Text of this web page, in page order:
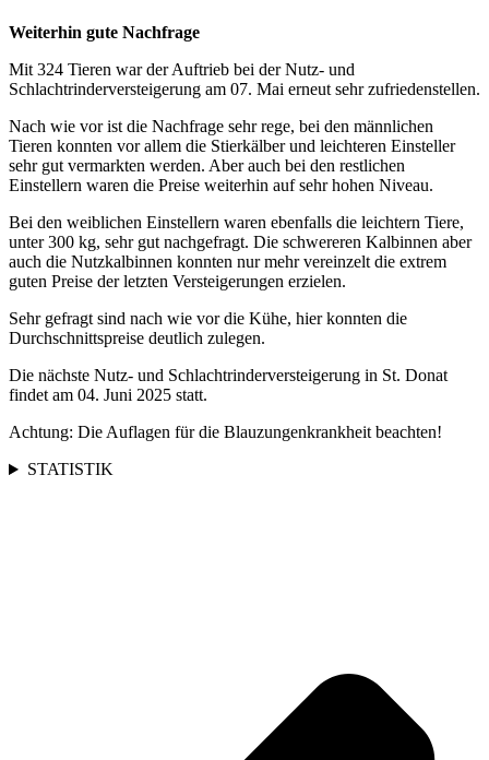
Weiterhin gute Nachfrage
Mit 324 Tieren war der Auftrieb bei der Nutz- und
Schlachtrinderversteigerung am 07. Mai erneut sehr zufriedenstellen.
Nach wie vor ist die Nachfrage sehr rege, bei den männlichen
Tieren konnten vor allem die Stierkälber und leichteren Einsteller
sehr gut vermarkten werden. Aber auch bei den restlichen
Einstellern waren die Preise weiterhin auf sehr hohen Niveau.
Bei den weiblichen Einstellern waren ebenfalls die leichtern Tiere,
unter 300 kg, sehr gut nachgefragt. Die schwereren Kalbinnen aber
auch die Nutzkalbinnen konnten nur mehr vereinzelt die extrem
guten Preise der letzten Versteigerungen erzielen.
Sehr gefragt sind nach wie vor die Kühe, hier konnten die
Durchschnittspreise deutlich zulegen.
Die nächste Nutz- und Schlachtrinderversteigerung in St. Donat
findet am 04. Juni 2025 statt.
Achtung: Die Auflagen für die Blauzungenkrankheit beachten!
STATISTIK